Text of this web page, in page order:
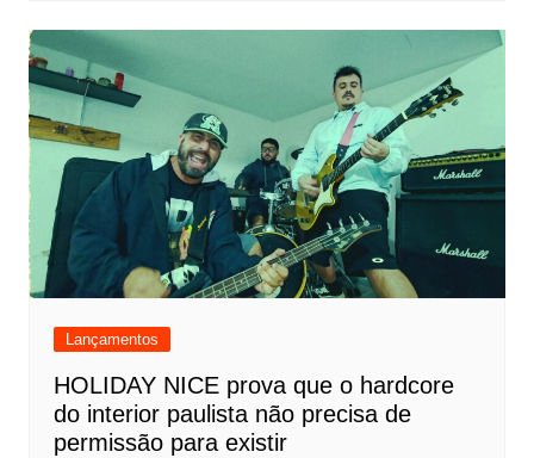
Lançamentos
HOLIDAY NICE prova que o hardcore
do interior paulista não precisa de
permissão para existir